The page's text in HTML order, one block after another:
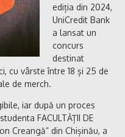
ediția din 2024,
UniCredit Bank
a lansat un
concurs
destinat
cu vârste între 18 și 25 de
de merch.
iar după un proces
FACULTĂȚII DE
Creangă” din Chișinău, a